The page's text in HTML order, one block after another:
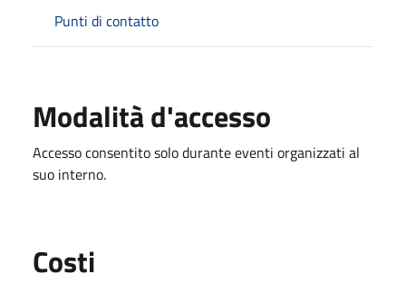
Punti di contatto
Modalità d'accesso
Accesso consentito solo durante eventi organizzati al
suo interno.
Costi